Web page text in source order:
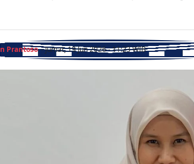
Prantoso - Jumat, 19 Jun 2026 - 11:23 WIB